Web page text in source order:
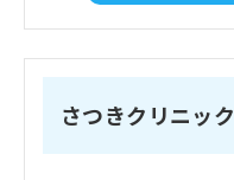
さつきクリニック